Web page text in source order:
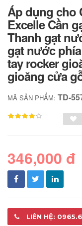
Áp dụng cho
Excelle Cần
Thanh gạt
gạt nước
tay rocker
gioăng cửa
MÃ SẢN PHẨM: TD-
346,000 đ
LIÊN HỆ: